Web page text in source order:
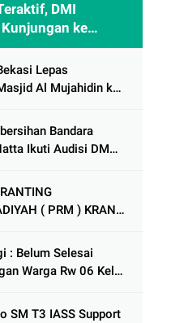
DMI
ke
Lepas
Al Mujahidin ke
Bandara
Ikuti Audisi DMD
( PRM ) KRANJI
KE 113
Warga Rw 06 Kel
SM T3 IASS Support